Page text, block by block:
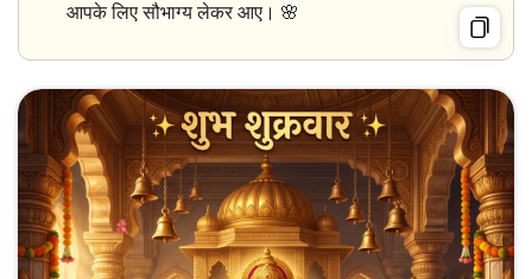
आपके लिए सौभाग्य लेकर आए। 🌸